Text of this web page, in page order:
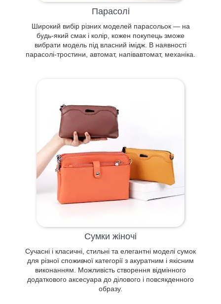
Парасолі
Широкий вибір різних моделей парасольок — на
будь-який смак і колір, кожен покупець зможе
вибрати модель під власний імідж. В наявності
парасолі-тростини, автомат, напівавтомат, механіка.
виконанням. Можливість створення
відмінного додаткового аксесуара до
ділового і повсякденного образу.
Сумки жіночі
Сучасні і класичні, стильні та елегантні моделі сумок
для різної споживчої категорії з акуратним і якісним
виконанням. Можливість створення відмінного
додаткового аксесуара до ділового і повсякденного
образу.
виконані з високоякісних матеріалів
оснащені безліччю відділень, в різних
дизайнерських рішеннях і за
максимально доступними цінами.